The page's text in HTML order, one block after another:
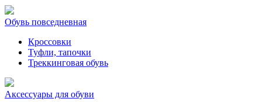
Обувь повседневная
Кроссовки
Туфли, тапочки
Треккинговая обувь
Аксессуары для обуви